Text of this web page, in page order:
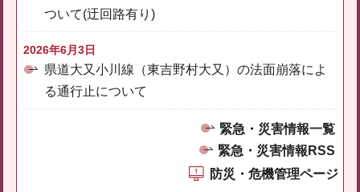
ついて(迂回路有り)
2026年6月3日
県道大又小川線（東吉野村大又）の法面崩落によ
る通行止について
緊急・災害情報一覧
緊急・災害情報RSS
防災・危機管理ページ